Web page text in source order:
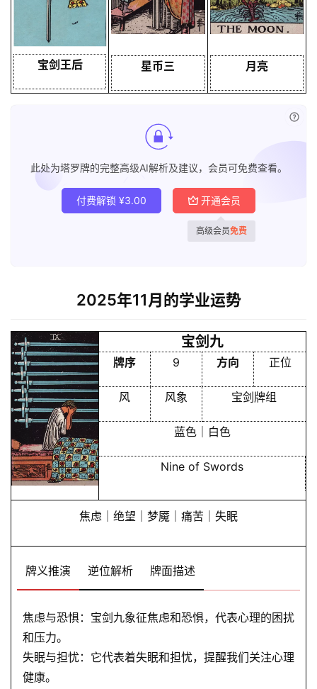
宝剑王后 星币三 月亮
此处为塔罗牌的完整高级AI解析及建议，会员可免费查看。
付费解锁 ¥3.00 开通会员
高级会员免费
2025年11月的学业运势
宝剑九
牌序 9 方向 正位
风 风象 宝剑牌组
蓝色｜白色
Nine of Swords
焦虑｜绝望｜梦魇｜痛苦｜失眠
牌义推演 逆位解析 牌面描述
焦虑与恐惧：宝剑九象征焦虑和恐惧，代表心理的困扰
和压力。
失眠与担忧：它代表着失眠和担忧，提醒我们关注心理
健康。